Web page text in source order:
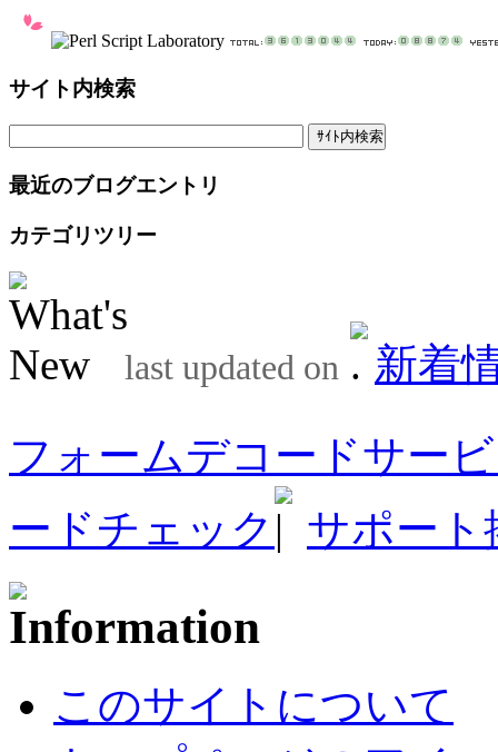
サイト内検索
最近のブログエントリ
カテゴリツリー
last updated on
新着
フォームデコードサー
ードチェック
サポート
このサイトについて